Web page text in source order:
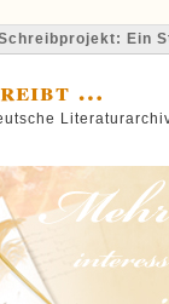
Ein
…